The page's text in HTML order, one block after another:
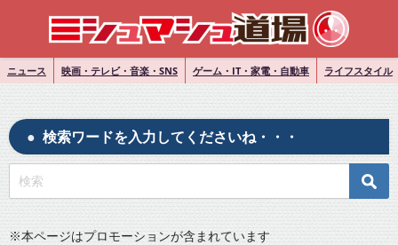
ニュース 映画・テレビ・音楽・SNS ゲーム・IT・家電・自動車 ライフスタイル
検索ワードを入力してくださいね・・・
※本ページはプロモーションが含まれています